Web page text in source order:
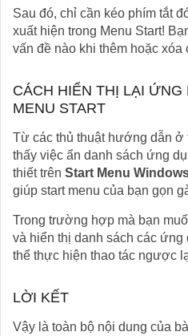
Sau đó, chỉ cần kéo phím tắt
xuất hiện trong Menu Start!
vấn đề nào khi thêm hoặc xóa
CÁCH HIỂN THỊ LẠI
MENU START
Từ các thủ thuật hướng dẫn ở
thấy việc ẩn danh sách ứng
thiết trên Start Menu
giúp start menu của bạn gọn
Trong trường hợp mà bạn
và hiển thị danh sách các
thể thực hiện thao tác ngược
LỜI KẾT
Vậy là toàn bộ nội dung của